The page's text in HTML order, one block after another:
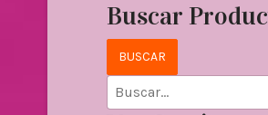
Buscar